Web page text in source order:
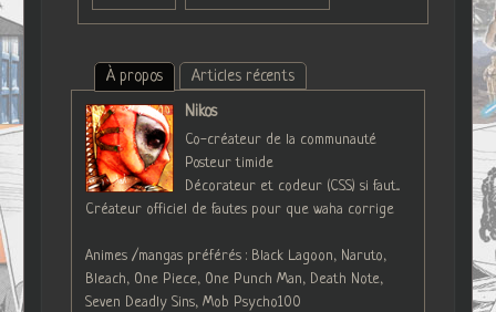
À propos
Articles récents
Nikos
Co-créateur de la communauté
Posteur timide
Décorateur et codeur (CSS) si faut...
Créateur officiel de fautes pour que waha corrige
Animes /mangas préférés : Black Lagoon, Naruto,
Bleach, One Piece, One Punch Man, Death Note,
Seven Deadly Sins, Mob Psycho100